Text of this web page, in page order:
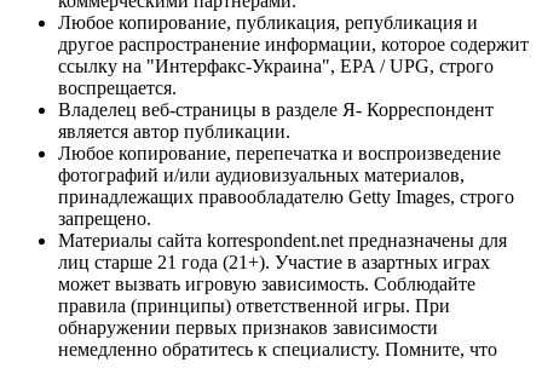
Любое копирование, публикация, републикация и
другое распространение информации, которое содержит
ссылку на "Интерфакс-Украина", EPA / UPG, строго
воспрещается.
Владелец веб-страницы в разделе Я- Корреспондент
является автор публикации.
Любое копирование, перепечатка и воспроизведение
фотографий и/или аудиовизуальных материалов,
принадлежащих правообладателю Getty Images, строго
запрещено.
Материалы сайта korrespondent.net предназначены для
лиц старше 21 года (21+). Участие в азартных играх
может вызвать игровую зависимость. Соблюдайте
правила (принципы) ответственной игры. При
обнаружении первых признаков зависимости
немедленно обратитесь к специалисту. Помните, что